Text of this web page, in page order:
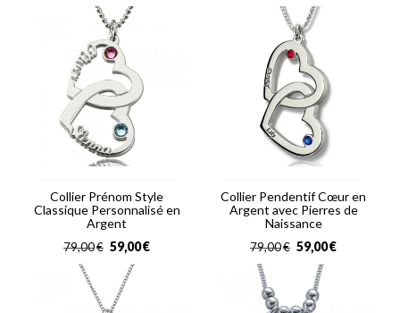
Collier Prénom Style
Classique Personnalisé en
Argent
€
79,00 €
59,00
Collier Pendentif Cœur en
Argent avec Pierres de
Naissance
€
79,00 €
59,00